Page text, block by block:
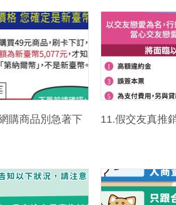
購商品別急著下
11.假交友真推